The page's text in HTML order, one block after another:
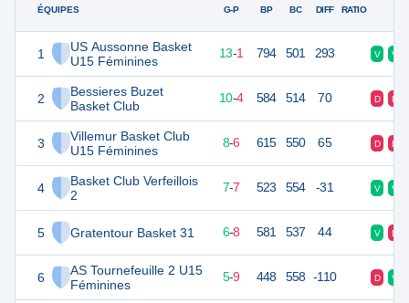
ÉQUIPES
1
US Aussonne Basket
U15 Féminines
2
Bessieres Buzet
Basket Club
3
Villemur Basket Club
U15 Féminines
4
Basket Club Verfeillois
2
5 Gratentour Basket 31
6
AS Tournefeuille 2 U15
Féminines
G-P BP BC DIFF RATIO
27 14 13-1 794 501 293 V V
24 10-4 584 514 70 D D
22 8-6 615 550 65 D D
21 14 7-7 523 554 -31 V V
20 14 6-8 581 537 44 V D
19 14 5-9 448 558 -110 D V